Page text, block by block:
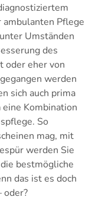
Pflege
Umständen
des
oder eher von
werden
sich auch prima
Kombination
So
mag, mit
werden Sie
bestmögliche
das ist es doch
oder?